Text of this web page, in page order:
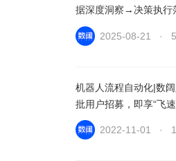
据深度洞察→决策执行
2025-08-21 ·
机器人流程自动化|数
批用户招募，即享“飞速
2022-11-01 ·